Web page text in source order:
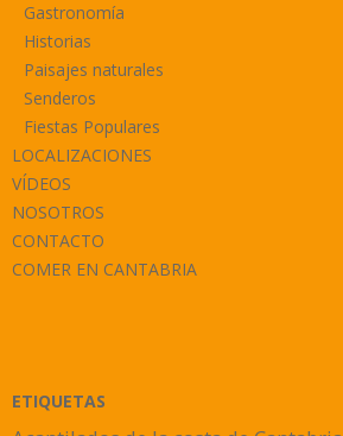
Gastronomía
Historias
Paisajes naturales
Senderos
Fiestas Populares
LOCALIZACIONES
VÍDEOS
NOSOTROS
CONTACTO
COMER EN CANTABRIA
ETIQUETAS